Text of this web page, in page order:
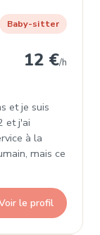
Baby-sitter
12 €/h
et je suis
et j'ai
à la
mais ce
le profil